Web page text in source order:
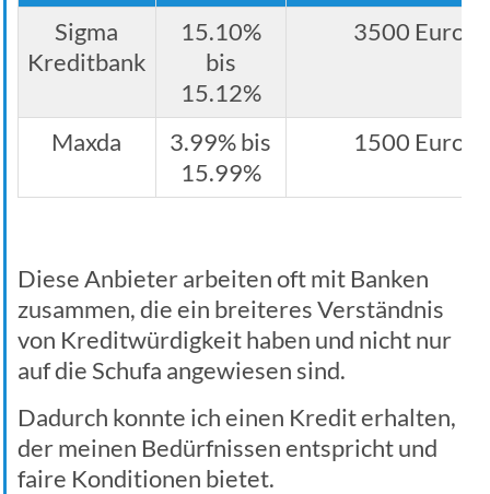
Sigma
Kreditbank
15.10%
bis
15.12%
3500 Euro
Maxda
3.99% bis
15.99%
1500 Euro
Diese Anbieter arbeiten oft mit Banken
zusammen, die ein breiteres Verständnis
von Kreditwürdigkeit haben und nicht nur
auf die Schufa angewiesen sind.
Dadurch konnte ich einen Kredit erhalten,
der meinen Bedürfnissen entspricht und
faire Konditionen bietet.